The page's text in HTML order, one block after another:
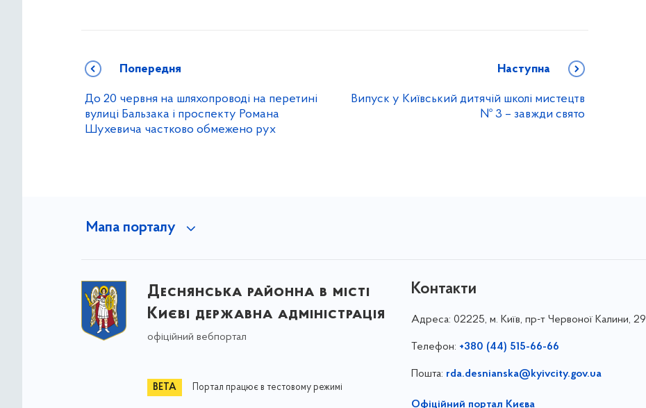
Попередня
До 20 червня на шляхопроводі на перетині
вулиці Бальзака і проспекту Романа
Шухевича частково обмежено рух
Наступна
Випуск у Київський дитячій школі мистецтв
№ 3 – завжди свято
Мапа порталу
Деснянська районна в місті
Києві державна адміністрація
офіційний вебпортал
Портал працює в тестовому режимі
Контакти
Адреса: 02225, м. Київ, пр-т Червоної Калини, 29
Телефон: +380 (44) 515-66-66
Пошта: rda.desnianska@kyivcity.gov.ua
Офіційний портал Києва